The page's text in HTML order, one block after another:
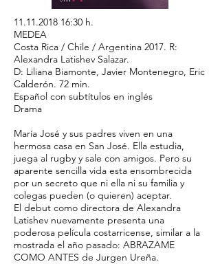
11.11.2018 16:30 h.
MEDEA
Costa Rica / Chile / Argentina 2017. R:
Alexandra Latishev Salazar.
D: Liliana Biamonte, Javier Montenegro, Eric
Calderón. 72 min.
Español con subtítulos en inglés
Drama
María José y sus padres viven en una
hermosa casa en San José. Ella estudia,
juega al rugby y sale con amigos. Pero su
aparente sencilla vida esta ensombrecida
por un secreto que ni ella ni su familia y
colegas pueden (o quieren) aceptar.
El debut como directora de Alexandra
Latishev nuevamente presenta una
poderosa película costarricense, similar a la
mostrada el año pasado: ABRAZAME
COMO ANTES de Jurgen Ureña.